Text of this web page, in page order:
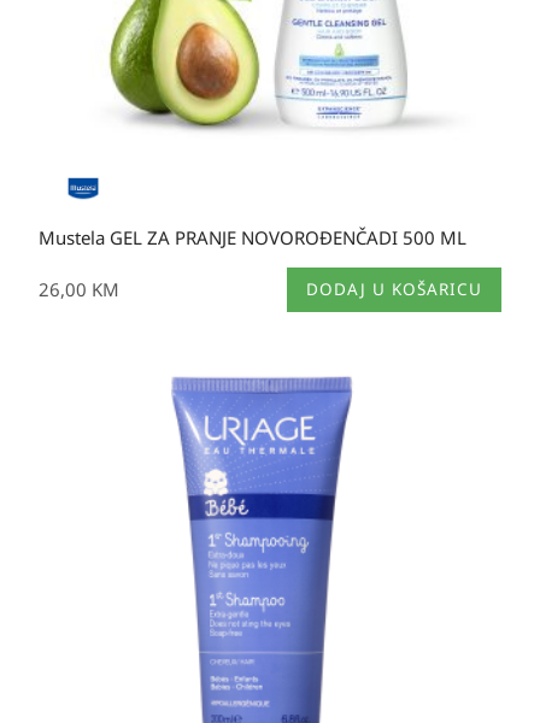
Mustela GEL ZA PRANJE NOVOROĐENČADI 500 ML
26,00 KM DODAJ U KOŠARICU